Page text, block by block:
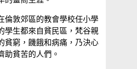
倫敦郊區的教會學校任小學
學生都來自貧民區，梵谷親
貧窮，饑餓和病痛，乃決心
助貧苦的人們。